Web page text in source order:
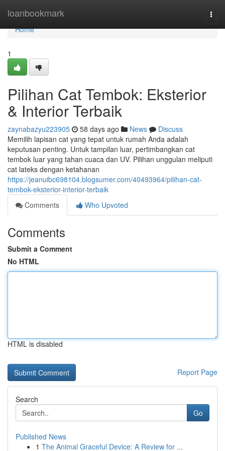
loanbookmark
Home
Home
1
Pilihan Cat Tembok: Eksterior
& Interior Terbaik
zaynabazyu223905 58 days ago News
Discuss
Memilih lapisan cat yang tepat untuk rumah Anda adalah
keputusan penting. Untuk tampilan luar, pertimbangkan cat
tembok luar yang tahan cuaca dan UV. Pilihan unggulan meliputi
cat lateks dengan ketahanan
https://jeanuibc698104.blogsumer.com/40493964/pilihan-cat-
tembok-eksterior-interior-terbaik
Comments
Who Upvoted
Comments
Submit a Comment
No HTML
HTML is disabled
Report Page
Search
Go
Published News
1 The Animal Graceful Device: A Review for ...